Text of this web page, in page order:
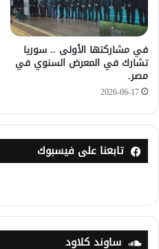
في مشاركتها الأولى .. سوريا
تشارك في المعرض السنوي في
مصر.
2026-06-17
تابعنا على فيسبوك
ساوند كلاود